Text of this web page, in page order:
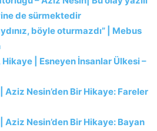
de sürmektedir
böyle oturmazdı” | Mebus
| Esneyen İnsanlar Ülkesi –
Nesin’den Bir Hikaye: Fareler
Nesin’den Bir Hikaye: Bayan